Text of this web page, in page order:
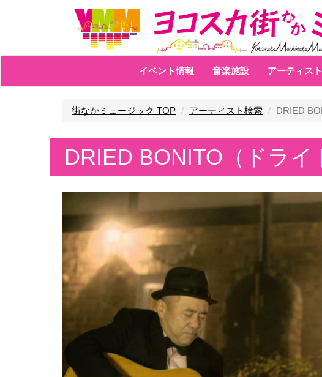
イベント情報 音楽施設 アーティス
街なかミュージック TOP アーティスト検索 DRIED
DRIED BONITO（ドライ